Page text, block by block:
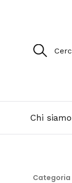
R
i
e
r
:
Chi siamo
Categoria